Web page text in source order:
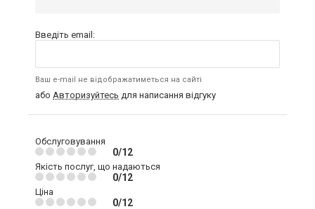
Введіть email:
Ваш e-mail не відображатиметься на сайті
або Авторизуйтесь для написання відгуку
Обслуговування
0/12
Якість послуг, що надаються
0/12
Ціна
0/12